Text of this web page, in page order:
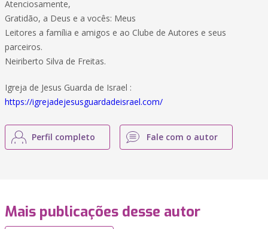
Atenciosamente,
Gratidão, a Deus e a vocês: Meus
Leitores a família e amigos e ao Clube de Autores e seus
parceiros.
Neiriberto Silva de Freitas.
Igreja de Jesus Guarda de Israel :
https://igrejadejesusguardadeisrael.com/
Perfil completo Fale com o autor
Mais publicações desse autor